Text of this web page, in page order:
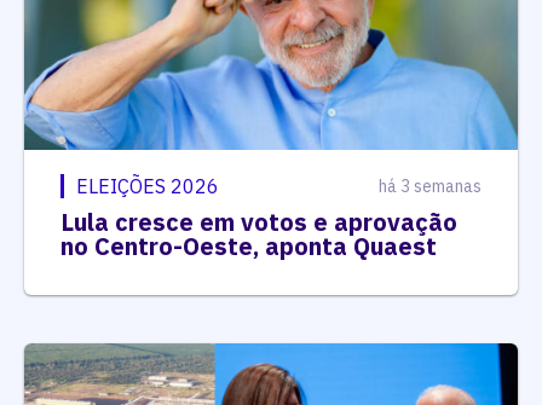
ELEIÇÕES 2026 há 3 semanas
Lula cresce em votos e aprovação
no Centro-Oeste, aponta Quaest